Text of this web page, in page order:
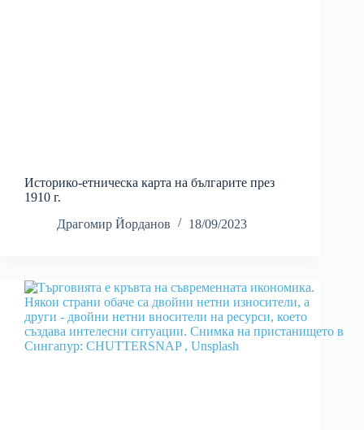
Историко-етническа карта на българите през
1910 г.
Драгомир Йорданов
18/09/2023